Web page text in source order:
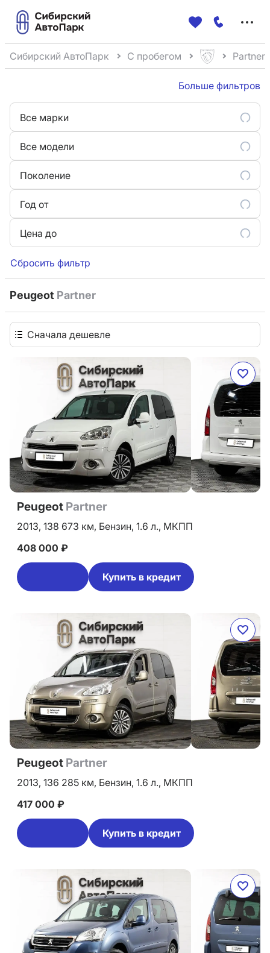
Сибирский АвтоПарк С пробегом Partner
Больше фильтров
Все марки
Все модели
Поколение
Год от
Цена до
Сбросить фильтр
Peugeot Partner
Сначала дешевле
Peugeot Partner
2013, 138 673 км, Бензин, 1.6 л., МКПП
408 000 ₽
Купить в кредит
Peugeot Partner
2013, 136 285 км, Бензин, 1.6 л., МКПП
417 000 ₽
Купить в кредит